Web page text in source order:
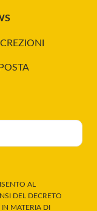
AL
DEL DECRETO
MATERIA DI